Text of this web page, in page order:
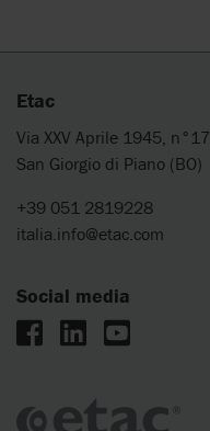
Etac
Via XXV Aprile 1945, n°17
San Giorgio di Piano (BO)
+39 051 2819228
italia.info@etac.com
Social media